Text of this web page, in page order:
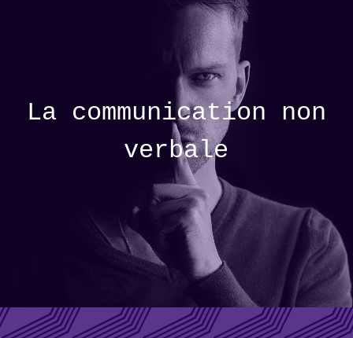
La communication non
verbale